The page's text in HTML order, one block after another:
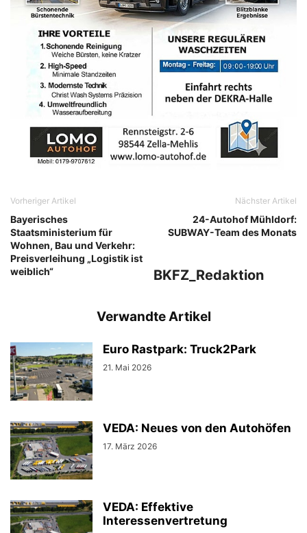
Vorheriger Artikel
Bayerisches
Staatsministerium für
Wohnen, Bau und Verkehr:
Preisverleihung „Logistik ist
weiblich“
Nächster Artikel
24-Autohof Mühldorf:
SUBWAY-Team des Monats
BKFZ_Redaktion
Verwandte Artikel
Euro Rastpark: Truck2Park
21. Mai 2026
VEDA: Neues von den Autohöfen
17. März 2026
VEDA: Effektive
Interessenvertretung